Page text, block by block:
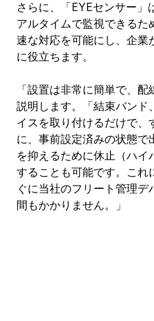
さらに、「EYEセンサー」
アルタイムで監視できるた
速な対応を可能にし、企業
に役立ちます。
「設置は非常に簡単で、
説明します。「結束バンド
イスを取り付けるだけで、
に、事前設定済みの状態
を抑えるために休止（ハ
することも可能です。これ
ぐに当社のフリート管理
間もかかりません。」